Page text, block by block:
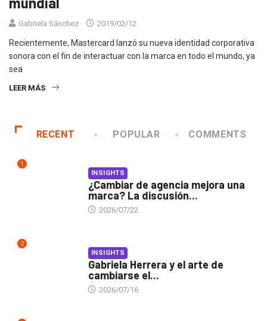
Gabriela Sánchez 2019/02/12
Recientemente, Mastercard lanzó su nueva identidad corporativa
sonora con el fin de interactuar con la marca en todo el mundo, ya
sea
LEER MÁS
RECENT POPULAR COMMENTS
1
INSIGHTS
¿Cambiar de agencia mejora una
marca? La discusión...
2026/07/22
2
INSIGHTS
Gabriela Herrera y el arte de
cambiarse el...
2026/07/16